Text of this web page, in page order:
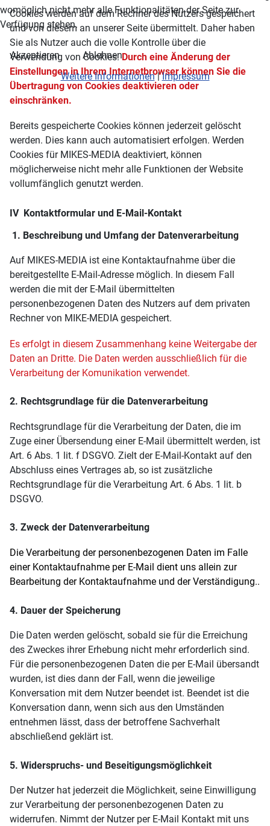
Cookies werden auf dem Rechner des Nutzers gespeichert
und von diesem an unserer Seite übermittelt. Daher haben
Sie als Nutzer auch die volle Kontrolle über die
Verwendung von Cookies.Durch eine Änderung der
Einstellungen in Ihrem Internetbrowser können Sie die
Übertragung von Cookies deaktivieren oder
einschränken.
Bereits gespeicherte Cookies können jederzeit gelöscht
werden. Dies kann auch automatisiert erfolgen. Werden
Cookies für MIKES-MEDIA deaktiviert, können
möglicherweise nicht mehr alle Funktionen der Website
vollumfänglich genutzt werden.
IV Kontaktformular und E-Mail-Kontakt
1. Beschreibung und Umfang der Datenverarbeitung
Auf MIKES-MEDIA ist eine Kontaktaufnahme über die
bereitgestellte E-Mail-Adresse möglich. In diesem Fall
werden die mit der E-Mail übermittelten
personenbezogenen Daten des Nutzers auf dem privaten
Rechner von MIKE-MEDIA gespeichert.
Es erfolgt in diesem Zusammenhang keine Weitergabe der
Daten an Dritte. Die Daten werden ausschließlich für die
Verarbeitung der Komunikation verwendet.
2. Rechtsgrundlage für die Datenverarbeitung
Rechtsgrundlage für die Verarbeitung der Daten, die im
Zuge einer Übersendung einer E-Mail übermittelt werden, ist
Art. 6 Abs. 1 lit. f DSGVO. Zielt der E-Mail-Kontakt auf den
Abschluss eines Vertrages ab, so ist zusätzliche
Rechtsgrundlage für die Verarbeitung Art. 6 Abs. 1 lit. b
DSGVO.
3. Zweck der Datenverarbeitung
Die Verarbeitung der personenbezogenen Daten im Falle
einer Kontaktaufnahme per E-Mail dient uns allein zur
Bearbeitung der Kontaktaufnahme und der Verständigung..
4. Dauer der Speicherung
Die Daten werden gelöscht, sobald sie für die Erreichung
des Zweckes ihrer Erhebung nicht mehr erforderlich sind.
Für die personenbezogenen Daten die per E-Mail übersandt
wurden, ist dies dann der Fall, wenn die jeweilige
Konversation mit dem Nutzer beendet ist. Beendet ist die
Konversation dann, wenn sich aus den Umständen
entnehmen lässt, dass der betroffene Sachverhalt
abschließend geklärt ist.
5. Widerspruchs- und Beseitigungsmöglichkeit
Der Nutzer hat jederzeit die Möglichkeit, seine Einwilligung
zur Verarbeitung der personenbezogenen Daten zu
widerrufen. Nimmt der Nutzer per E-Mail Kontakt mit uns
womöglich nicht mehr alle Funktionalitäten der Seite zur
Verfügung stehen.
Akzeptieren
Ablehnen
Weitere Informationen|Impressum